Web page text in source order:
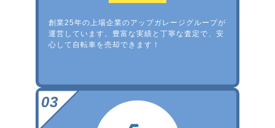
創業25年の上場企業のアップガレージグループが
運営しています。豊富な実績と丁寧な査定で、安
心して自転車を売却できます！